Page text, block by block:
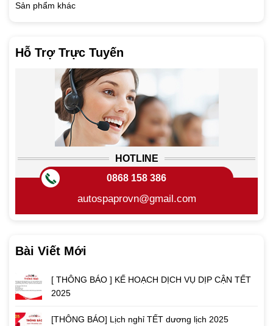
Sản phẩm khác
Hỗ Trợ Trực Tuyến
HOTLINE
0868 158 386
autospaprovn@gmail.com
Bài Viết Mới
[ THÔNG BÁO ] KẾ HOẠCH DỊCH VỤ DỊP CẬN TẾT
2025
[THÔNG BÁO] Lịch nghỉ TẾT dương lịch 2025